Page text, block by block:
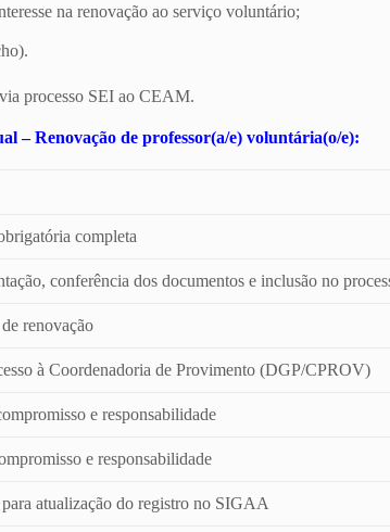
na renovação ao serviço voluntário;
processo SEI ao CEAM.
– Renovação de professor(a/e) voluntária(o/e):
completa
conferência dos documentos e inclusão no
renovação
à Coordenadoria de Provimento (DGP/CPROV)
e responsabilidade
e responsabilidade
atualização do registro no SIGAA